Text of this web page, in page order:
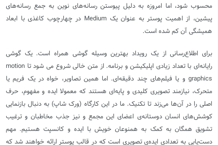
محسوب شود، اما امروزه به دلیل پیوستن رسانه‌های نوین به جمع رسانه‌های
پیشین، از اهمیت پوستر به عنوان یکMedium در چهارچوب کاغذی با ابعاد
همیشگی آن کم شده است.
برای اطلاع‌رسانی از یک رویداد بهترین وسیله گوشی همراه است. یک گوشی
رایانه‌ای با تعداد زیادی اپلیکیشن و برنامه. از متن خالی شروع می شود تا motion
graphics و یا فیلم‌های چند دقیقه‌ای. اما همین تصاویر، خواه در یک فریم یا
متحرک، نیازمند تصویری کلیدی و پایه‌ای هستند که معمولا ایده و مفهوم، حرف
اصلی را در آن‌ها می‌زند تا تکنیک. ما در این کارگاه (ورک شاپ) به دنبال بازنمایی
کوشش‌های انسان دوستانه‌ی اعضای این مجمع و نیز جذب مخاطبان و ترغیب
تشویق همگان به کمک به همنوعان خویش با ایده و کانسپت هستیم. مهم
دست‌یابی به تعدادی ایده‌ی تصویری است که در قالب پوستر ارائه خواهند شد که